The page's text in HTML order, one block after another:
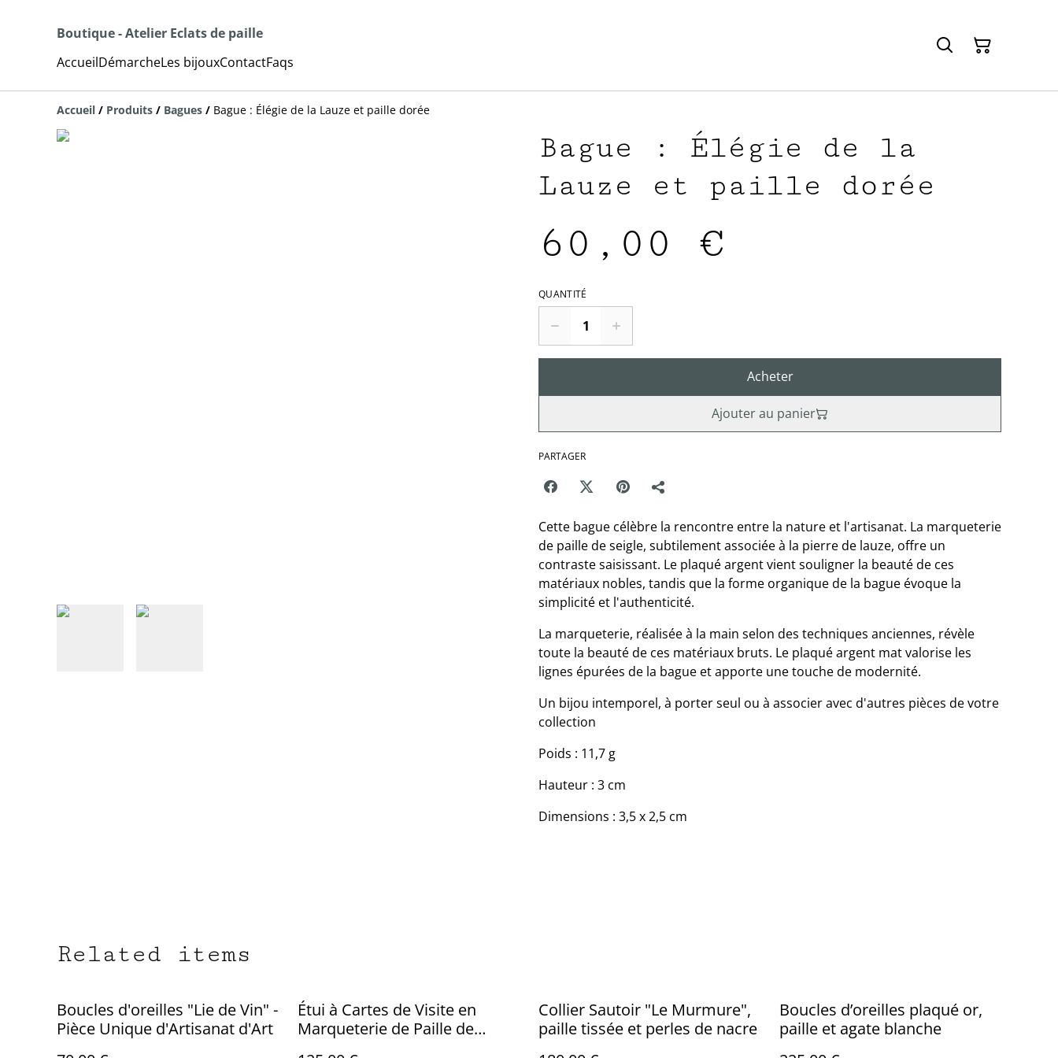
Boutique - Atelier Eclats de paille
AccueilDémarcheLes bijouxContactFaqs
Accueil / Produits / Bagues / Bague : Élégie de la Lauze et paille dorée
Bague : Élégie de la
Lauze et paille dorée
60,00 €
QUANTITÉ
Acheter
Ajouter au panier
PARTAGER
Cette bague célèbre la rencontre entre la nature et l'artisanat. La marqueterie
de paille de seigle, subtilement associée à la pierre de lauze, offre un
contraste saisissant. Le plaqué argent vient souligner la beauté de ces
matériaux nobles, tandis que la forme organique de la bague évoque la
simplicité et l'authenticité.
La marqueterie, réalisée à la main selon des techniques anciennes, révèle
toute la beauté de ces matériaux bruts. Le plaqué argent mat valorise les
lignes épurées de la bague et apporte une touche de modernité.
Un bijou intemporel, à porter seul ou à associer avec d'autres pièces de votre
collection
Poids : 11,7 g
Hauteur : 3 cm
Dimensions : 3,5 x 2,5 cm
Related items
Boucles d'oreilles "Lie de Vin" -
Pièce Unique d'Artisanat d'Art
Étui à Cartes de Visite en
Marqueterie de Paille de
Collier Sautoir "Le Murmure",
paille tissée et perles de nacre
Boucles d’oreilles plaqué or,
paille et agate blanche